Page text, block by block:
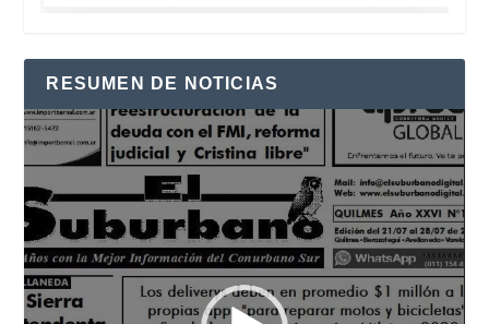
RESUMEN DE NOTICIAS
Reproductor
de
vídeo